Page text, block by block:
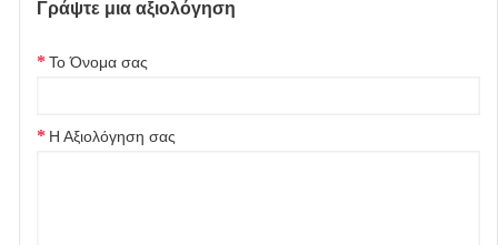
Γράψτε μια αξιολόγηση
Το Όνομα σας
Η Αξιολόγηση σας